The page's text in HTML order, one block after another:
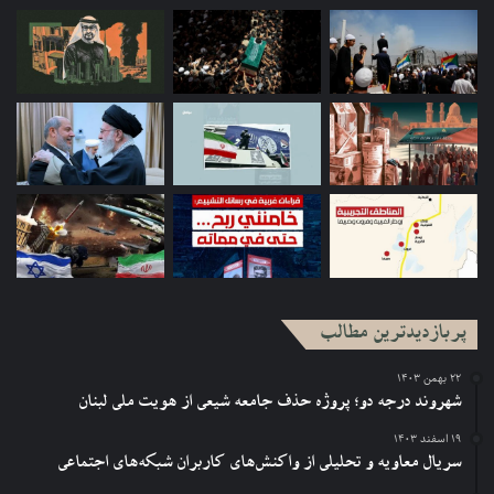
کرامات اولیای خدا بعد از مرگشان ادامه دارد
بر اساس گفته‌های محمد بوداری، این اولیا به‌عنوان افرادی صالح و
باتقوا همواره در زمان حیات و پس از آن مورد احترام و محبت مردم
هستند. آنها در سطوح مختلف نقش‌های تاریخی مهمی را در زندگی
اجتماعی مراکش، به‌ویژه در ابتدای قرن پانزده میلادی و همزمان با
دست‌درازی‌های استعمارگرانی که به دنبال نفوذ در مراکش از راه
بنادر و شهرهای ساحلی بودند، ایفا کرده‌اند. این بر ارزش اولیا و
همچنین سران برخی خانقاه‌ها، که در مبارزه با استعمار نقش
پربازدیدترین مطالب
۲۲ بهمن ۱۴۰۳
شهروند درجه دو؛ پروژه حذف جامعه شیعی از هویت ملی لبنان
۱۹ اسفند ۱۴۰۳
سریال معاویه و تحلیلی از واکنش‌های کاربران شبکه‌های اجتماعی